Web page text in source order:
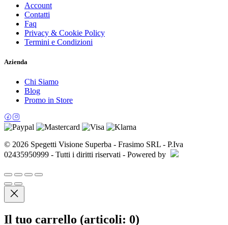
Account
Contatti
Faq
Privacy & Cookie Policy
Termini e Condizioni
Azienda
Chi Siamo
Blog
Promo in Store
© 2026 Spegetti Visione Superba - Frasimo SRL - P.Iva
02435950999 - Tutti i diritti riservati - Powered by
Il tuo carrello (articoli: 0)